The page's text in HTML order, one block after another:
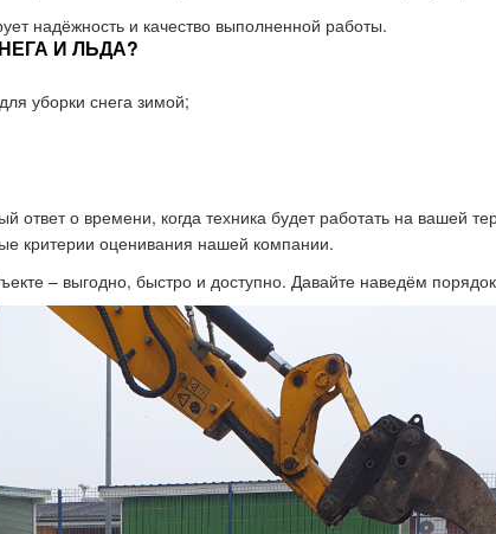
надёжность и качество выполненной работы.
И ЛЬДА?
уборки снега зимой;
о времени, когда техника будет работать на вашей
критерии оценивания нашей компании.
– выгодно, быстро и доступно. Давайте наведём